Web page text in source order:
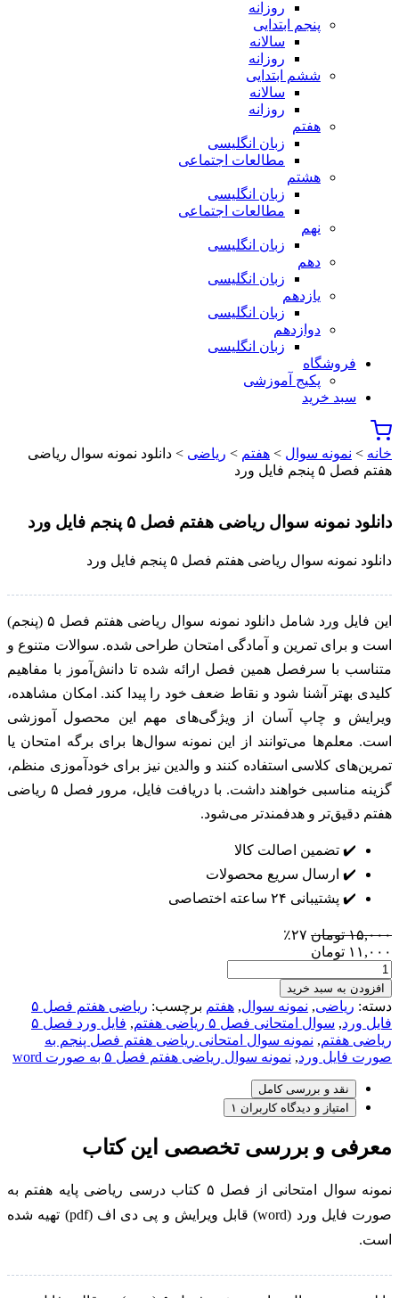
روزانه
پنجم ابتدایی
سالانه
روزانه
ششم ابتدایی
سالانه
روزانه
هفتم
زبان انگلیسی
مطالعات اجتماعی
هشتم
زبان انگلیسی
مطالعات اجتماعی
نهم
زبان انگلیسی
دهم
زبان انگلیسی
یازدهم
زبان انگلیسی
دوازدهم
زبان انگلیسی
فروشگاه
پکیج آموزشی
سبد خرید
خانه > نمونه سوال > هفتم > ریاضی > دانلود نمونه سوال ریاضی
هفتم فصل ۵ پنجم فایل ورد
دانلود نمونه سوال ریاضی هفتم فصل ۵ پنجم فایل ورد
دانلود نمونه سوال ریاضی هفتم فصل ۵ پنجم فایل ورد
این فایل ورد شامل دانلود نمونه سوال ریاضی هفتم فصل ۵ (پنجم)
است و برای تمرین و آمادگی امتحان طراحی شده. سوالات متنوع و
متناسب با سرفصل همین فصل ارائه شده تا دانش‌آموز با مفاهیم
کلیدی بهتر آشنا شود و نقاط ضعف خود را پیدا کند. امکان مشاهده،
ویرایش و چاپ آسان از ویژگی‌های مهم این محصول آموزشی
است. معلم‌ها می‌توانند از این نمونه سوال‌ها برای برگه امتحان یا
تمرین‌های کلاسی استفاده کنند و والدین نیز برای خودآموزی منظم،
گزینه مناسبی خواهند داشت. با دریافت فایل، مرور فصل ۵ ریاضی
هفتم دقیق‌تر و هدفمندتر می‌شود.
✔️ تضمین اصالت کالا
✔️ ارسال سریع محصولات
✔️ پشتیبانی ۲۴ ساعته اختصاصی
۱۵,۰۰۰ تومان ۲۷٪
۱۱,۰۰۰ تومان
دانلود
نمونه
سوال
ریاضی
هفتم
فصل
پنجم
فایل
افزودن به سبد خرید
دسته: ریاضی, نمونه سوال, هفتم برچسب:
ریاضی هفتم فصل ۵
فایل ورد, سوال امتحانی فصل ۵ ریاضی هفتم ,
فایل ورد فصل ۵
ریاضی هفتم, نمونه سوال امتحانی ریاضی هفتم فصل پنجم به
صورت فایل ورد, نمونه سوال ریاضی هفتم فصل ۵ به صورت word
نقد و بررسی کامل
امتیاز و دیدگاه کاربران ۱
معرفی و بررسی تخصصی این کتاب
نمونه سوال امتحانی از فصل ۵ کتاب درسی ریاضی پایه هفتم به
صورت فایل ورد (word) قابل ویرایش و پی دی اف (pdf) تهیه شده
است.